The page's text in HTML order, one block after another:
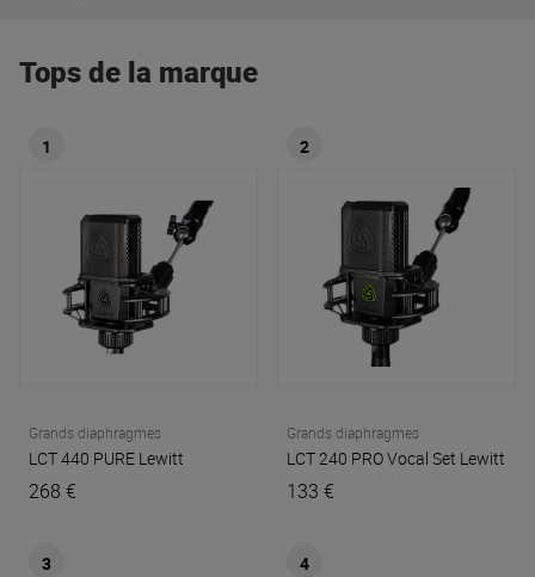
Tops de la marque
1
Grands diaphragmes
LCT 440 PURE Lewitt
268 €
2
Grands diaphragmes
LCT 240 PRO Vocal Set Lewitt
133 €
3 4